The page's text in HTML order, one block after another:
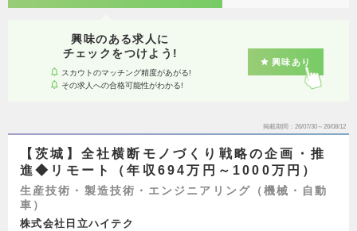
興味のある求人に
チェックをつけよう!
スカウトのマッチング精度があがる!
その求人への合格可能性がわかる!
興味あり
掲載期間 26/07/30～26/08/12
【茨城】全社横断モノづくり戦略の企画・推
進◆リモート（年収694万円～1000万円）
生産技術・製造技術・エンジニアリング（機械・自動
車）
株式会社日立ハイテク